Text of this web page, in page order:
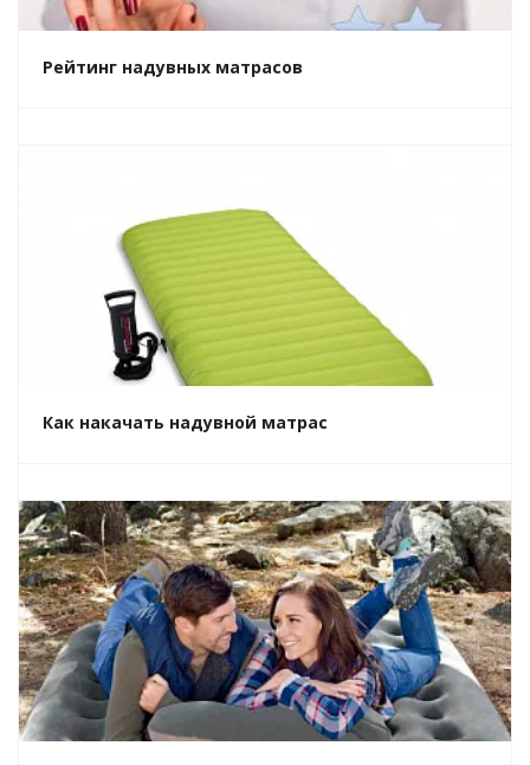
Рейтинг надувных матрасов
Как накачать надувной матрас